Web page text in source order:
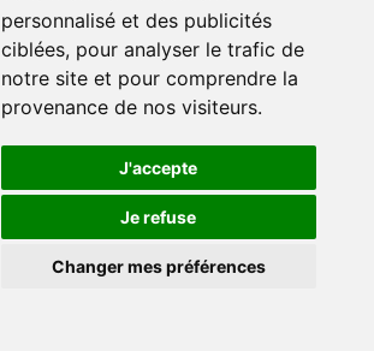
personnalisé et des publicités
ciblées, pour analyser le trafic de
notre site et pour comprendre la
provenance de nos visiteurs.
J'accepte
Je refuse
Changer mes préférences